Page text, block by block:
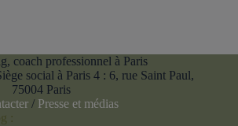
coach professionnel à Paris
social à Paris 4 : 6, rue Saint Paul,
75004 Paris
/ Presse et médias
: